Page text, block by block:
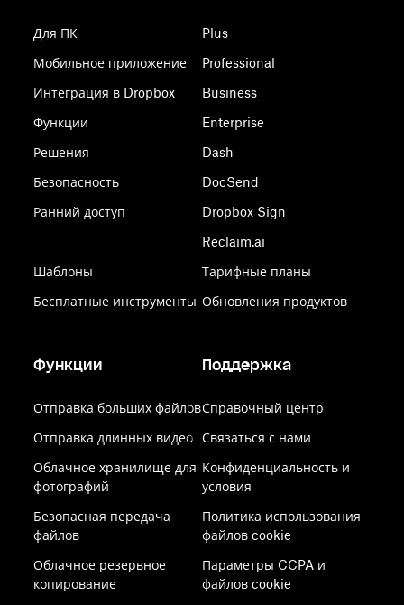
Для ПК
Мобильное приложение
Интеграция в Dropbox
Функции
Решения
Безопасность
Ранний доступ
Шаблоны
Бесплатные инструменты
Plus
Professional
Business
Enterprise
Dash
DocSend
Dropbox Sign
Reclaim.ai
Тарифные планы
Обновления продуктов
Функции
Отправка больших файлов
Отправка длинных видео
Облачное хранилище для
фотографий
Безопасная передача
файлов
Облачное резервное
копирование
Поддержка
Справочный центр
Связаться с нами
Конфиденциальность и
условия
Политика использования
файлов cookie
Параметры CCPA и
файлов cookie